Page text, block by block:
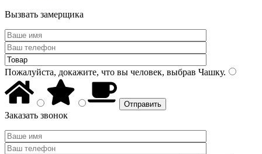
Вызвать замерщика
Пожалуйста, докажите, что вы человек, выбрав Чашку.
Заказать звонок